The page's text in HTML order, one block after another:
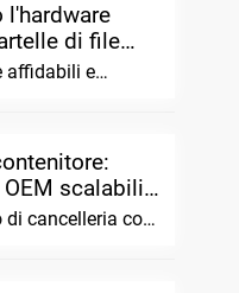
l'hardware
di file
affidabili e
scalabili
di
cancelleria con